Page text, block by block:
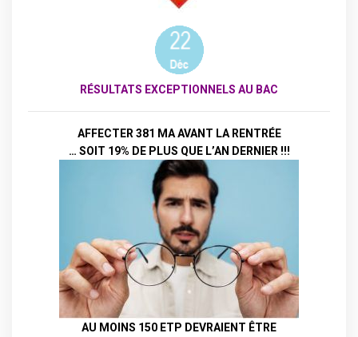
RÉSULTATS EXCEPTIONNELS AU BAC
AFFECTER 381 MA AVANT LA RENTRÉE
… SOIT 19% DE PLUS QUE L’AN DERNIER !!!
AU MOINS 150 ETP DEVRAIENT ÊTRE